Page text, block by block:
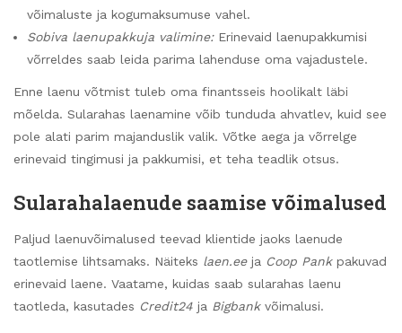
võimaluste ja kogumaksumuse vahel.
Sobiva laenupakkuja valimine:Erinevaid laenupakkumisi
võrreldes saab leida parima lahenduse oma vajadustele.
Enne laenu võtmist tuleb oma finantsseis hoolikalt läbi
mõelda. Sularahas laenamine võib tunduda ahvatlev, kuid see
pole alati parim majanduslik valik. Võtke aega ja võrrelge
erinevaid tingimusi ja pakkumisi, et teha teadlik otsus.
Sularahalaenude saamise võimalused
Paljud laenuvõimalused teevad klientide jaoks laenude
taotlemise lihtsamaks. Näiteks laen.eeja Coop Pankpakuvad
erinevaid laene. Vaatame, kuidas saab sularahas laenu
taotleda, kasutades Credit24 ja Bigbankvõimalusi.